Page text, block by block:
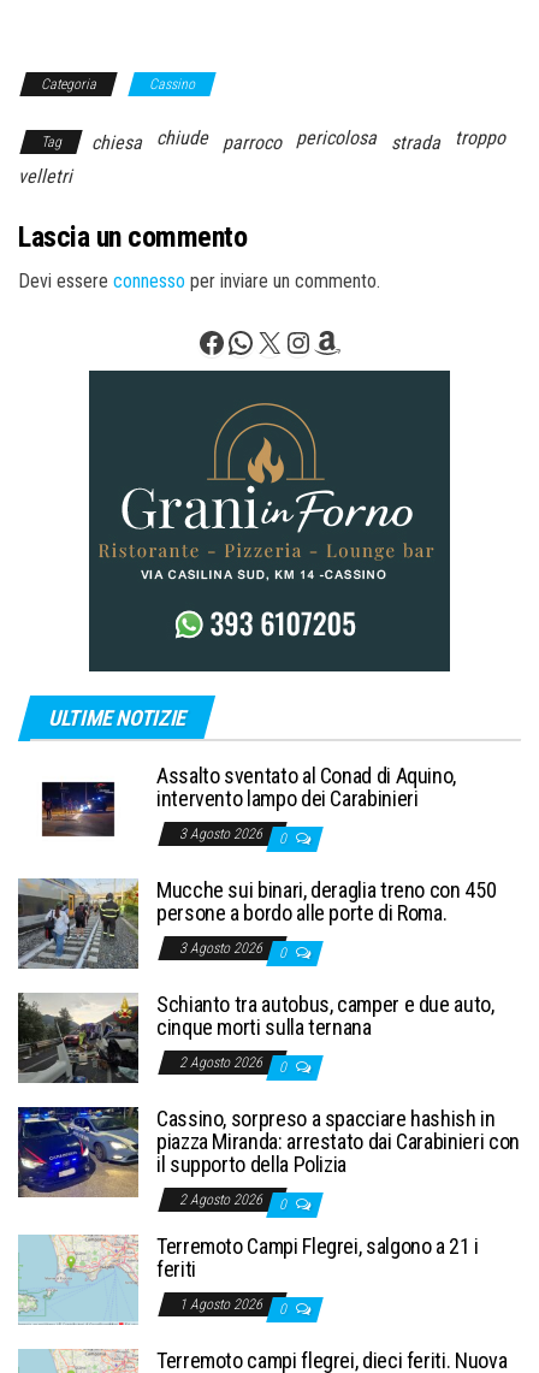
Categoria Cassino
Tag chiesa chiude parroco pericolosa strada
troppo
velletri
Lascia un commento
Devi essere connesso per inviare un commento.
Facebook
WhatsApp
X Instagram
Amazon
ULTIME NOTIZIE
Assalto sventato al Conad di Aquino,
intervento lampo dei Carabinieri
3 Agosto 2026 0
Mucche sui binari, deraglia treno con 450
persone a bordo alle porte di Roma.
3 Agosto 2026 0
Schianto tra autobus, camper e due auto,
cinque morti sulla ternana
2 Agosto 2026 0
Cassino, sorpreso a spacciare hashish in
piazza Miranda: arrestato dai Carabinieri con
il supporto della Polizia
2 Agosto 2026 0
Terremoto Campi Flegrei, salgono a 21 i
feriti
1 Agosto 2026 0
Terremoto campi flegrei, dieci feriti. Nuova